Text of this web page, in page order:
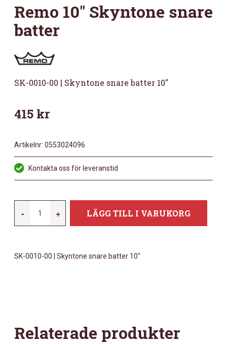
Remo 10″ Skyntone snare
batter
SK-0010-00 | Skyntone snare batter 10″
415 kr
Artikelnr: 0553024096
Kontakta oss för leveranstid
-
10"
BATTER
+ LÄGG TILL I VARUKORG
SK-0010-00 | Skyntone snare batter 10″
Relaterade produkter